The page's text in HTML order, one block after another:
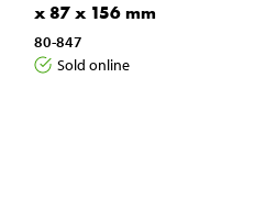
x 87 x 156 mm
80-847
Sold online